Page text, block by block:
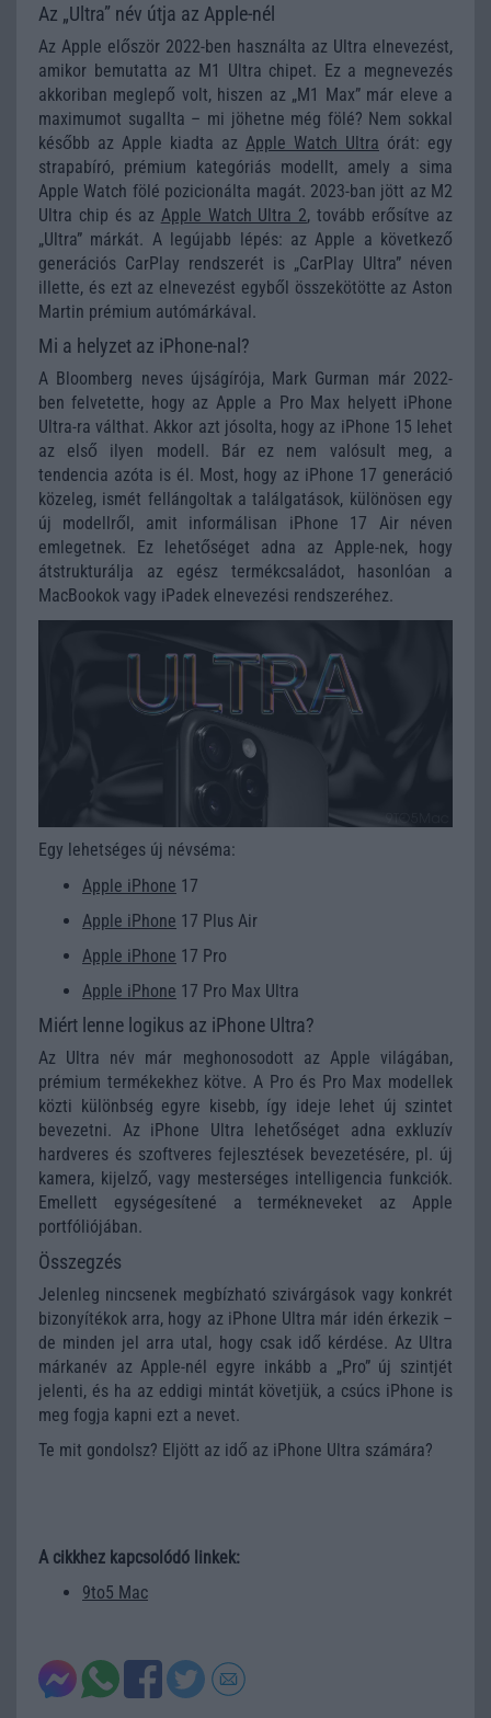
Az „Ultra” név útja az Apple-nél
Az Apple először 2022-ben használta az Ultra elnevezést,
amikor bemutatta az M1 Ultra chipet. Ez a megnevezés
akkoriban meglepő volt, hiszen az „M1 Max” már eleve a
maximumot sugallta – mi jöhetne még fölé? Nem sokkal
később az Apple kiadta az Apple Watch Ultra órát: egy
strapabíró, prémium kategóriás modellt, amely a sima
Apple Watch fölé pozicionálta magát. 2023-ban jött az M2
Ultra chip és az Apple Watch Ultra 2, tovább erősítve az
„Ultra” márkát. A legújabb lépés: az Apple a következő
generációs CarPlay rendszerét is „CarPlay Ultra” néven
illette, és ezt az elnevezést egyből összekötötte az Aston
Martin prémium autómárkával.
Mi a helyzet az iPhone-nal?
A Bloomberg neves újságírója, Mark Gurman már 2022-
ben felvetette, hogy az Apple a Pro Max helyett iPhone
Ultra-ra válthat. Akkor azt jósolta, hogy az iPhone 15 lehet
az első ilyen modell. Bár ez nem valósult meg, a
tendencia azóta is él. Most, hogy az iPhone 17 generáció
közeleg, ismét fellángoltak a találgatások, különösen egy
új modellről, amit informálisan iPhone 17 Air néven
emlegetnek. Ez lehetőséget adna az Apple-nek, hogy
átstrukturálja az egész termékcsaládot, hasonlóan a
MacBookok vagy iPadek elnevezési rendszeréhez.
Egy lehetséges új névséma:
Apple iPhone 17
Apple iPhone 17 Plus Air
Apple iPhone 17 Pro
Apple iPhone 17 Pro Max Ultra
Miért lenne logikus az iPhone Ultra?
Az Ultra név már meghonosodott az Apple világában,
prémium termékekhez kötve. A Pro és Pro Max modellek
közti különbség egyre kisebb, így ideje lehet új szintet
bevezetni. Az iPhone Ultra lehetőséget adna exkluzív
hardveres és szoftveres fejlesztések bevezetésére, pl. új
kamera, kijelző, vagy mesterséges intelligencia funkciók.
Emellett egységesítené a termékneveket az Apple
portfóliójában.
Összegzés
Jelenleg nincsenek megbízható szivárgások vagy konkrét
bizonyítékok arra, hogy az iPhone Ultra már idén érkezik –
de minden jel arra utal, hogy csak idő kérdése. Az Ultra
márkanév az Apple-nél egyre inkább a „Pro” új szintjét
jelenti, és ha az eddigi mintát követjük, a csúcs iPhone is
meg fogja kapni ezt a nevet.
Te mit gondolsz? Eljött az idő az iPhone Ultra számára?
A cikkhez kapcsolódó linkek:
9to5 Mac